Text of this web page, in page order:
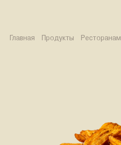
Главная Продукты Ресторанам
С ОГНЁМ ВНУТРИ